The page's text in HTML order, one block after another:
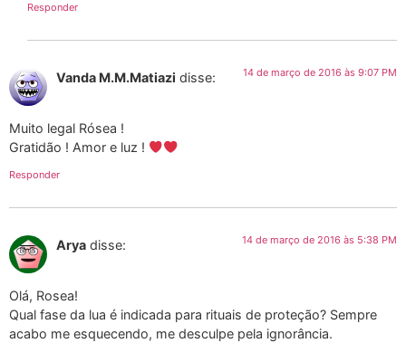
Responder
Vanda M.M.Matiazi disse: 14 de março de 2016 às 9:07 PM
Muito legal Rósea !
Gratidão ! Amor e luz !
Responder
Arya disse: 14 de março de 2016 às 5:38 PM
Olá, Rosea!
Qual fase da lua é indicada para rituais de proteção? Sempre
acabo me esquecendo, me desculpe pela ignorância.